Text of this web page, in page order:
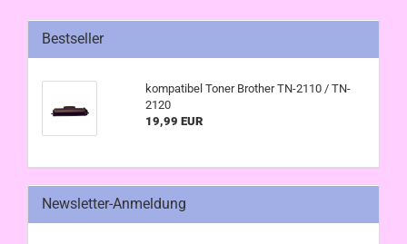
Bestseller
kompatibel Toner Brother TN-2110 / TN-
2120
19,99 EUR
Newsletter-Anmeldung